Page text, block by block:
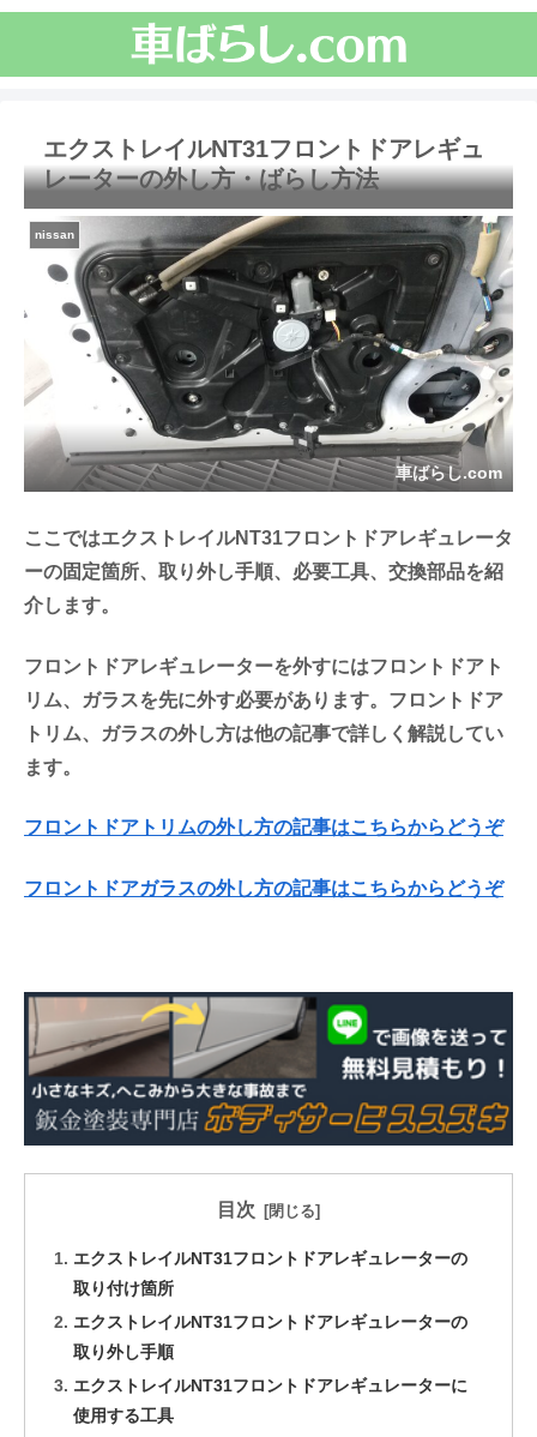
エクストレイルNT31フロントドアレギュ
レーターの外し方・ばらし方法
nissan
車ばらし.com
ここではエクストレイルNT31フロントドアレギュレータ
ーの固定箇所、取り外し手順、必要工具、交換部品を紹
介します。
フロントドアレギュレーターを外すにはフロントドアト
リム、ガラスを先に外す必要があります。フロントドア
トリム、ガラスの外し方は他の記事で詳しく解説してい
ます。
フロントドアトリムの外し方の記事はこちらからどうぞ
フロントドアガラスの外し方の記事はこちらからどうぞ
目次
エクストレイルNT31フロントドアレギュレーターの
取り付け箇所
エクストレイルNT31フロントドアレギュレーターの
取り外し手順
エクストレイルNT31フロントドアレギュレーターに
使用する工具